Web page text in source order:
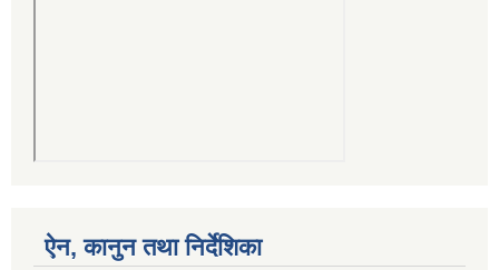
ऐन, कानुन तथा निर्देशिका